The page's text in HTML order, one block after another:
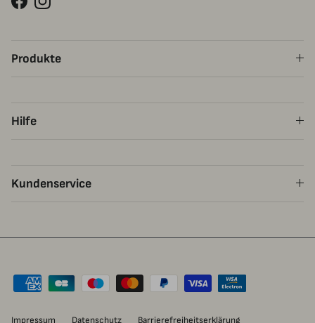
FacebookInstagram
Produkte
Hilfe
Kundenservice
Impressum Datenschutz Barrierefreiheitserklärung